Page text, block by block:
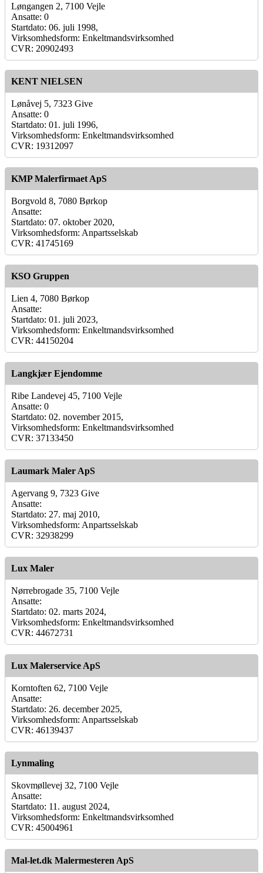
Løngangen 2, 7100 Vejle
Ansatte: 0
Startdato: 06. juli 1998,
Virksomhedsform: Enkeltmandsvirksomhed
CVR: 20902493
KENT NIELSEN
Lønåvej 5, 7323 Give
Ansatte: 0
Startdato: 01. juli 1996,
Virksomhedsform: Enkeltmandsvirksomhed
CVR: 19312097
KMP Malerfirmaet ApS
Borgvold 8, 7080 Børkop
Ansatte:
Startdato: 07. oktober 2020,
Virksomhedsform: Anpartsselskab
CVR: 41745169
KSO Gruppen
Lien 4, 7080 Børkop
Ansatte:
Startdato: 01. juli 2023,
Virksomhedsform: Enkeltmandsvirksomhed
CVR: 44150204
Langkjær Ejendomme
Ribe Landevej 45, 7100 Vejle
Ansatte: 0
Startdato: 02. november 2015,
Virksomhedsform: Enkeltmandsvirksomhed
CVR: 37133450
Laumark Maler ApS
Agervang 9, 7323 Give
Ansatte:
Startdato: 27. maj 2010,
Virksomhedsform: Anpartsselskab
CVR: 32938299
Lux Maler
Nørrebrogade 35, 7100 Vejle
Ansatte:
Startdato: 02. marts 2024,
Virksomhedsform: Enkeltmandsvirksomhed
CVR: 44672731
Lux Malerservice ApS
Korntoften 62, 7100 Vejle
Ansatte:
Startdato: 26. december 2025,
Virksomhedsform: Anpartsselskab
CVR: 46139437
Lynmaling
Skovmøllevej 32, 7100 Vejle
Ansatte:
Startdato: 11. august 2024,
Virksomhedsform: Enkeltmandsvirksomhed
CVR: 45004961
Mal-let.dk Malermesteren ApS